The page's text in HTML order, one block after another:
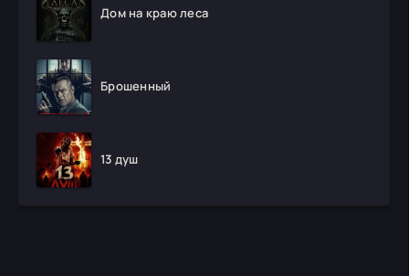
Дом на краю леса
Брошенный
13 душ